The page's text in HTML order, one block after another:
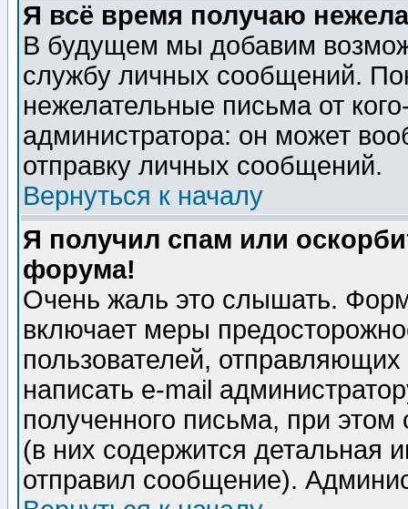
Я всё время получаю
В будущем мы добавим
службу личных сообщений.
нежелательные письма от
администратора: он может
отправку личных сообщений.
Вернуться к началу
Я получил спам или
форума!
Очень жаль это слышать.
включает меры
пользователей,
написать e-mail
полученного письма, при этом
(в них содержится детальная
отправил сообщение).